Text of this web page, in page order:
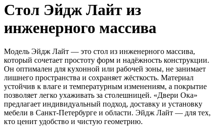
Стол Эйдж Лайт из
инженерного массива
Модель Эйдж Лайт — это стол из инженерного массива,
который сочетает простоту форм и надёжность конструкции.
Он оптимален для кухонной или рабочей зоны, не занимает
лишнего пространства и сохраняет жёсткость. Материал
устойчив к влаге и температурным изменениям, а покрытие
позволяет легко ухаживать за столешницей. «Двери Ока»
предлагает индивидуальный подход, доставку и установку
мебели в Санкт-Петербурге и области. Эйдж Лайт — для тех,
кто ценит удобство и чистую геометрию.